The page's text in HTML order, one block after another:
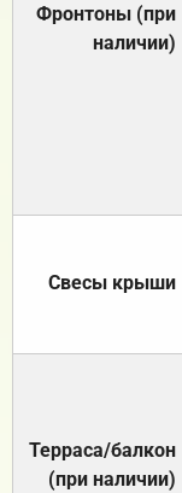
Фронтоны (при
наличии)
Свесы крыши
Терраса/балкон
(при наличии)